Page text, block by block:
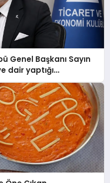
Genel Başkanı Sayın
dair yaptığı